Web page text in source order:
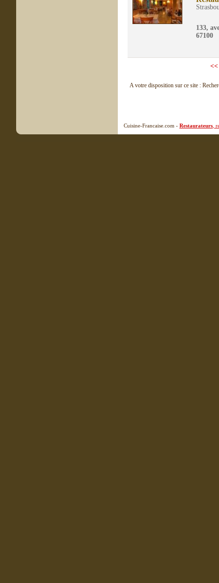
133,
67100
<<
A votre disposition sur ce site :
Cuisine-Francaise.com - Restaurateurs ,